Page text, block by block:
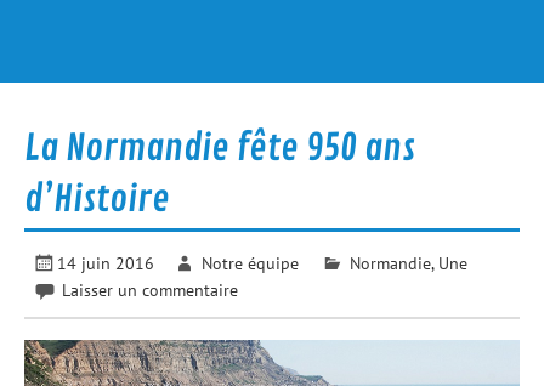
La Normandie fête 950 ans
d’Histoire
14 juin 2016 Notre équipe Normandie, Une
Laisser un commentaire